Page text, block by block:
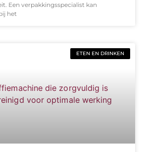
Een verpakkingsspecialist kan
het
ETEN EN DRINKEN